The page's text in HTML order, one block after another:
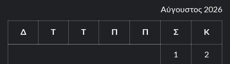
Αύγουστος 2026
Δ Τ Τ Π Π Σ Κ
1 2